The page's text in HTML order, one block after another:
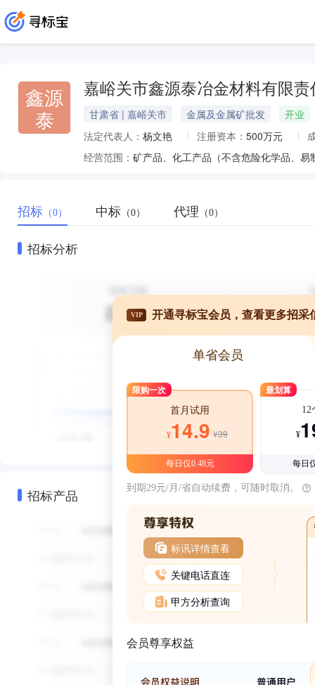
鑫源
泰
嘉峪关市鑫源泰冶金材料有限责
甘肃省 | 嘉峪关市 金属及金属矿批发
开业
法定代表人： 杨文艳 注册资本： 500万元
经营范围：
招标 （0） 中标 （0） 代理 （0）
招标分析
招标产品
VIP 开通寻标宝会员，查看更多招采
单省会员
限购一次
首月试用
¥14.9 ¥39
每日仅0.48元
最划算
12
¥
每日
到期29元/月/省自动续费，可随时取消。
标讯详情查看
关键电话直连
甲方分析查询
会员尊享权益